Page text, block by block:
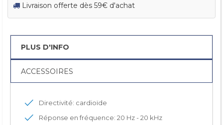
Livraison offerte dès 59€ d'achat
PLUS D'INFO
ACCESSOIRES
Directivité: cardioïde
Réponse en fréquence: 20 Hz - 20 kHz